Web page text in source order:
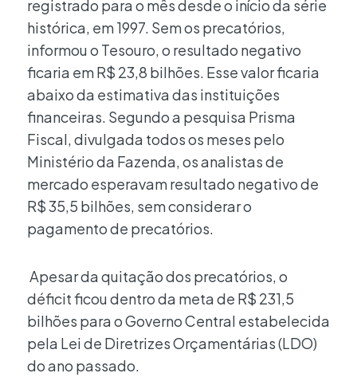
registrado para o mês desde o início da série
histórica, em 1997. Sem os precatórios,
informou o Tesouro, o resultado negativo
ficaria em R$ 23,8 bilhões. Esse valor ficaria
abaixo da estimativa das instituições
financeiras. Segundo a pesquisa Prisma
Fiscal, divulgada todos os meses pelo
Ministério da Fazenda, os analistas de
mercado esperavam resultado negativo de
R$ 35,5 bilhões, sem considerar o
pagamento de precatórios.
Apesar da quitação dos precatórios, o
déficit ficou dentro da meta de R$ 231,5
bilhões para o Governo Central estabelecida
pela Lei de Diretrizes Orçamentárias (LDO)
do ano passado.